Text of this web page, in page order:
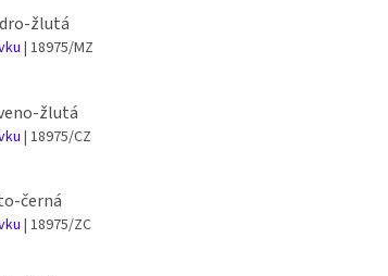
žlutá
| 18975/MZ
žlutá
| 18975/CZ
černá
| 18975/ZC